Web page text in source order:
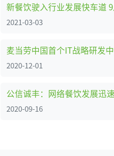
2021-03-03
麦当劳中国首个IT战略研发
2020-12-01
2020-09-16